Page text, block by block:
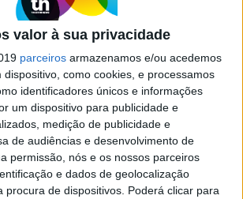
valor à sua privacidade
parceiros armazenamos e/ou acedemos
dispositivo, como cookies, e processamos
identificadores únicos e informações
um dispositivo para publicidade e
medição de publicidade e
de audiências e desenvolvimento de
permissão, nós e os nossos parceiros
e dados de geolocalização
procura de dispositivos. Poderá clicar para
idiotas úteis do trumpismo na Europa
Eclipse: Grande Umbra, pela
Drios